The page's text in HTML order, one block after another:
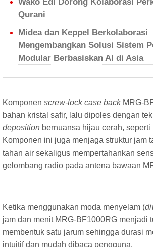
Qurani
Midea dan Keppel Berkolaborasi
Mengembangkan Solusi Sistem
Modular Berbasiskan AI di Asia
Komponen screw-lock case back MRG-
bahan kristal safir, lalu dipoles dengan
deposition bernuansa hijau cerah, seperti
Komponen ini juga menjaga struktur jam
tahan air sekaligus mempertahankan
gelombang radio pada antena bawaan
Ketika menggunakan moda menyelam (
jam dan menit MRG-BF1000RG menjadi
membentuk satu jarum sehingga durasi
intuitif dan mudah dibaca pengguna.